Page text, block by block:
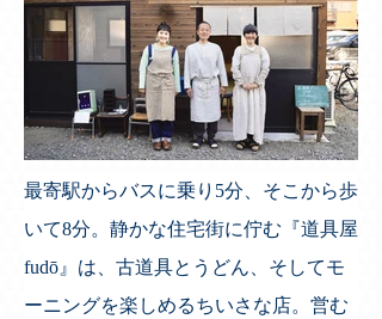
最寄駅からバスに乗り5分、そこから歩
いて8分。静かな住宅街に佇む『道具屋
fudō』は、古道具とうどん、そしてモ
ーニングを楽しめるちいさな店。営む